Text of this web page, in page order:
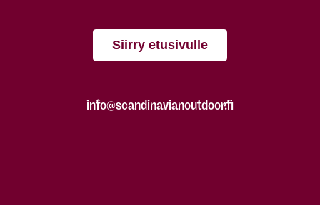
Siirry etusivulle
info@scandinavianoutdoor.fi